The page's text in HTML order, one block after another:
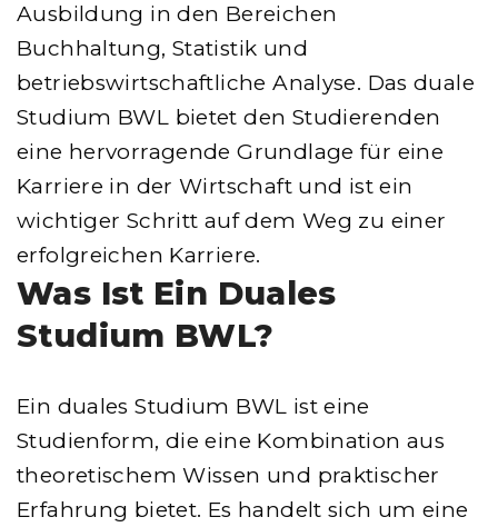
Ausbildung in den Bereichen
Buchhaltung, Statistik und
betriebswirtschaftliche Analyse. Das duale
Studium BWL bietet den Studierenden
eine hervorragende Grundlage für eine
Karriere in der Wirtschaft und ist ein
wichtiger Schritt auf dem Weg zu einer
erfolgreichen Karriere.
Was Ist Ein Duales
Studium BWL?
Ein duales Studium BWL ist eine
Studienform, die eine Kombination aus
theoretischem Wissen und praktischer
Erfahrung bietet. Es handelt sich um eine